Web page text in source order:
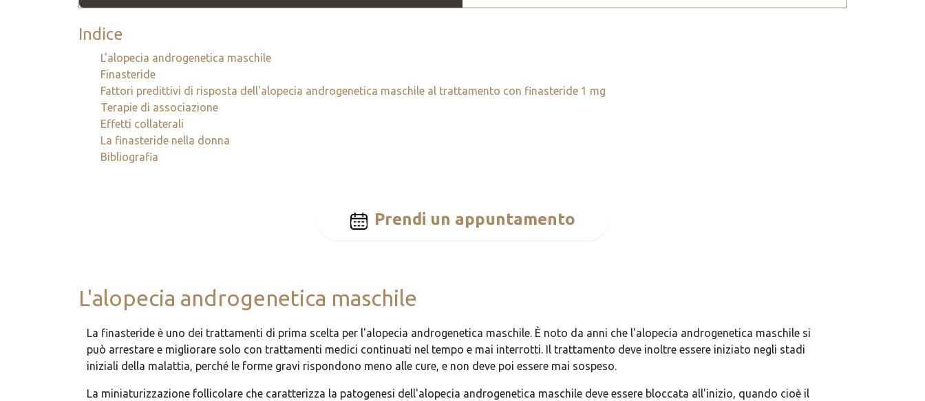
Indice
L'alopecia androgenetica maschile
Finasteride
Fattori predittivi di risposta dell'alopecia androgenetica maschile al trattamento con finasteride 1 mg
Terapie di associazione
Effetti collaterali
La finasteride nella donna
Bibliografia
Prendi un appuntamento
L'alopecia androgenetica maschile
La finasteride è uno dei trattamenti di prima scelta per l'alopecia androgenetica maschile. È noto da anni che l'alopecia androgenetica maschile si
può arrestare e migliorare solo con trattamenti medici continuati nel tempo e mai interrotti. Il trattamento deve inoltre essere iniziato negli stadi
iniziali della malattia, perché le forme gravi rispondono meno alle cure, e non deve poi essere mai sospeso.
La miniaturizzazione follicolare che caratterizza la patogenesi dell'alopecia androgenetica maschile deve essere bloccata all'inizio, quando cioè il